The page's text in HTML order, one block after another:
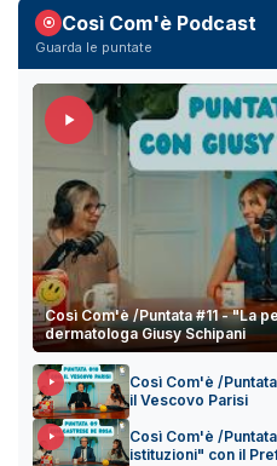
Così Com'è Podcast
Guarda le puntate
Così Com'è /Puntata #11 - "La
dermatologa Giusy Schipani
Così Com'è /
il Vescovo Parisi
Così Com'è /
istituzioni" con il